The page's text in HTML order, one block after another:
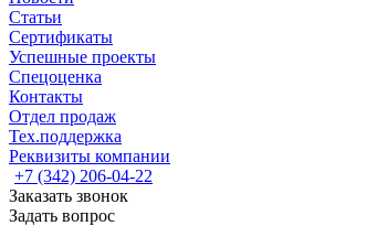
Статьи
Сертификаты
Успешные проекты
Спецоценка
Контакты
Отдел продаж
Тех.поддержка
Реквизиты компании
+7 (342) 206-04-22
Заказать звонок
Задать вопрос